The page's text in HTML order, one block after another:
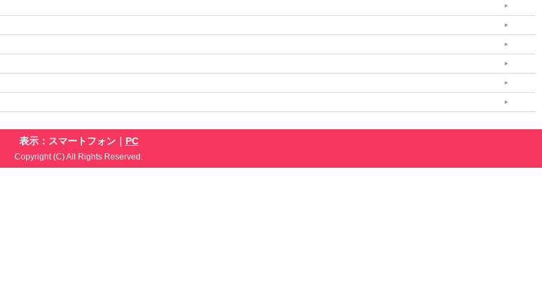
表示：スマートフォン｜ PC
Copyright (C) All Rights Reserved.